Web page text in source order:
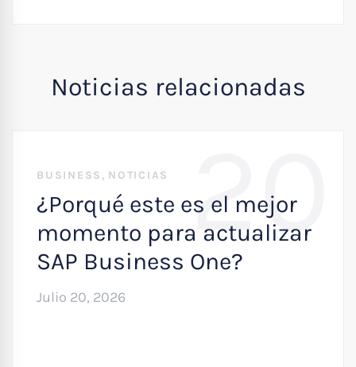
Noticias relacionadas
20
BUSINESS , NOTICIAS
¿Porqué este es el mejor
momento para actualizar
SAP Business One?
Julio 20, 2026